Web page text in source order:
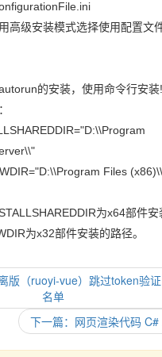
级安装模式选择使用配置文
的安装，使用命令行安装
Files
为x64部件安
为x32部件安装的路径。
版（ruoyi-vue）跳过token验
名单
下一篇：网页渲染代码 C#